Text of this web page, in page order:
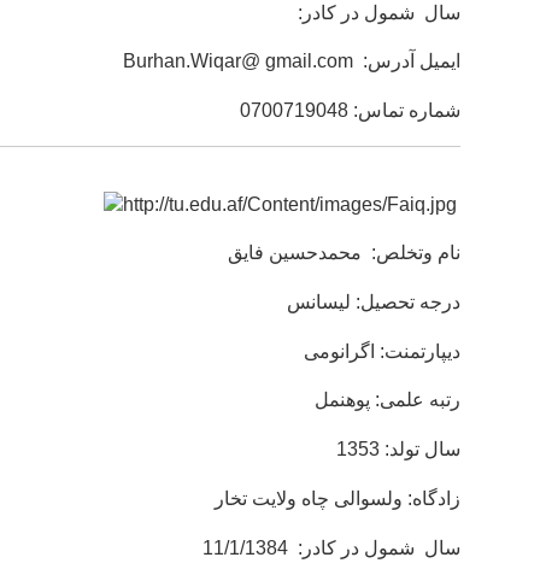
سال شمول در کادر:
ایمیل آدرس: Burhan.Wiqar@ gmail.com
شماره تماس: 0700719048
نام وتخلص: محمدحسین فایق
درجه تحصیل: لیسانس
دیپارتمنت: اگرانومی
رتبه علمی: پوهنمل
سال تولد: 1353
زادگاه: ولسوالی چاه ولایت تخار
سال شمول در کادر: 11/1/1384